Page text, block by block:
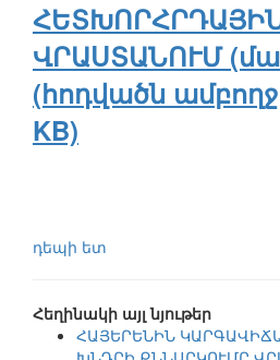
ՎՐԱՍՏԱՆՈՒՄ
(հոդվածն
KB)
դեպի ետ
Հեղինակի այլ նյութեր
ՀԱՅԵՐԵՆԻՆ